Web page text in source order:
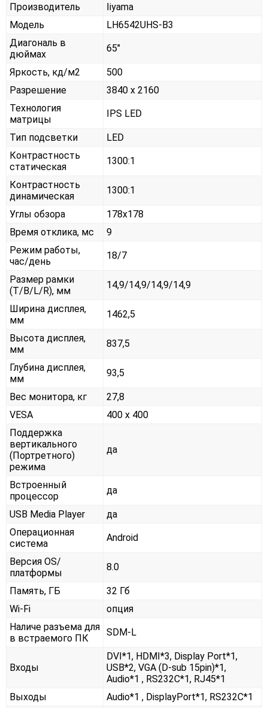
Производитель
Iiyama
Модель
LH6542UHS-B3
Диагональ в
дюймах
65"
Яркость, кд/м2
500
Разрешение
3840 x 2160
Технология
матрицы
IPS LED
Тип подсветки
LED
Контрастность
статическая
1300:1
Контрастность
динамическая
1300:1
Углы обзора
178x178
Время отклика, мс
9
Режим работы,
час/день
18/7
Размер рамки
(T/B/L/R), мм
14,9/14,9/14,9/14,9
Ширина дисплея,
мм
1462,5
Высота дисплея,
мм
837,5
Глубина дисплея,
мм
93,5
Вес монитора, кг
27,8
VESA
400 x 400
Поддержка
вертикального
(Портретного)
режима
да
Встроенный
процессор
да
USB Media Player
да
Операционная
система
Android
Версия OS/
платформы
8.0
Память, ГБ
32 Гб
Wi-Fi
опция
Наличе разъема для
в встраемого ПК
SDM-L
Входы
DVI*1, HDMI*3, Display Port*1,
USB*2, VGA (D-sub 15pin)*1,
Audio*1 , RS232С*1, RJ45*1
Выходы
Audio*1 , DisplayPort*1, RS232С*1